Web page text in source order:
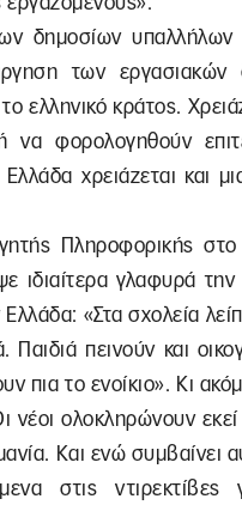
δημοσίων υπαλλήλων
των εργασιακών
ελληνικό κράτος.
φορολογηθούν
χρειάζεται και
Πληροφορικής στο
ιδιαίτερα γλαφυρά
«Στα σχολεία
πεινούν και
πια το ενοίκιο». Κι
νέοι ολοκληρώνουν
Και ενώ συμβαίνει
στις ντιρεκτίβες